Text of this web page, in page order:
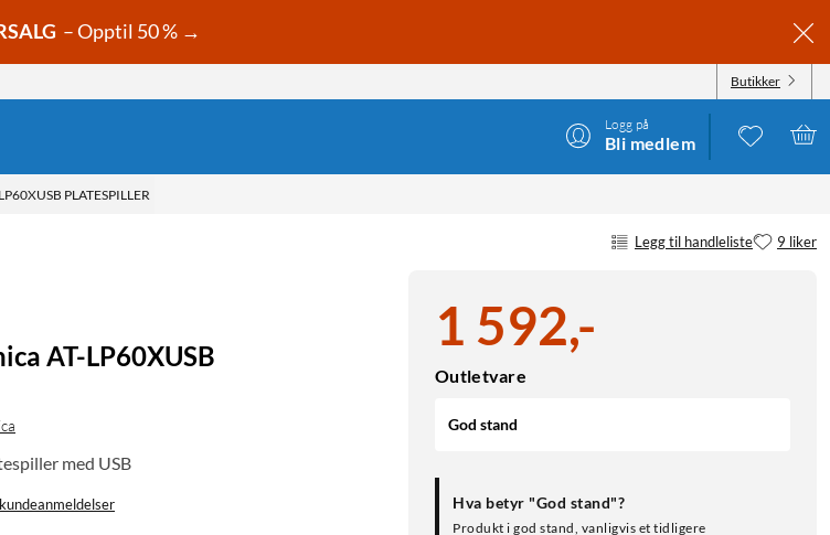
– Opptil 50 % →
Butikker
Logg på
Bli medlem
PLATESPILLER
Legg til handleliste 9 liker
1 592,-
Outletvare
God stand
Hva betyr "God stand"?
Produkt i god stand, vanligvis et tidligere
AT-LP60XUSB
med USB